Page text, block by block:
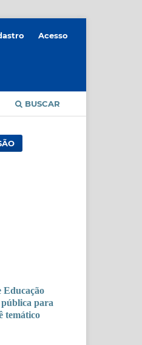
BUSCAR
Acesso
Educação
para
temático